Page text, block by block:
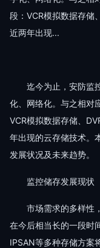
段：VCR模拟数据存储
近两年出现...
迄今为止，安防监控
化、网络化。与之相对
VCR模拟数据存储、
年出现的云存储技术。
发展状况及未来趋势。
监控储存发展现状
市场需求的多样性，
在今后相当长的一段时
IPSAN等多种存储方案